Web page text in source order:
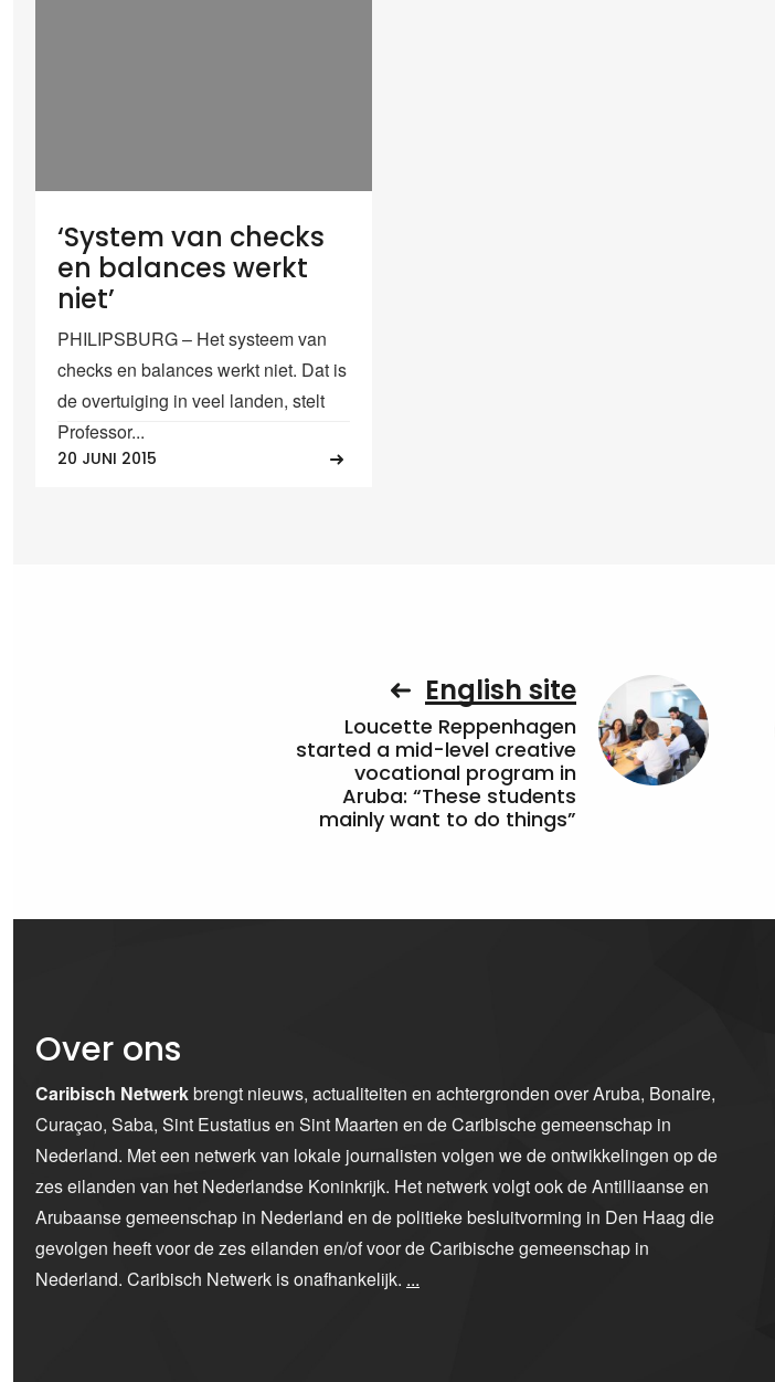
‘System van checks
en balances werkt
niet’
PHILIPSBURG – Het systeem van
checks en balances werkt niet. Dat is
de overtuiging in veel landen, stelt
Professor...
20 JUNI 2015
English site
Loucette Reppenhagen
started a mid-level creative
vocational program in
Aruba: “These students
mainly want to do things”
Over ons
Caribisch Netwerkbrengt nieuws, actualiteiten en achtergronden over Aruba, Bonaire,
Curaçao, Saba, Sint Eustatius en Sint Maarten en de Caribische gemeenschap in
Nederland. Met een netwerk van lokale journalisten volgen we de ontwikkelingen op de
zes eilanden van het Nederlandse Koninkrijk. Het netwerk volgt ook de Antilliaanse en
Arubaanse gemeenschap in Nederland en de politieke besluitvorming in Den Haag die
gevolgen heeft voor de zes eilanden en/of voor de Caribische gemeenschap in
Nederland. Caribisch Netwerk is onafhankelijk. ...